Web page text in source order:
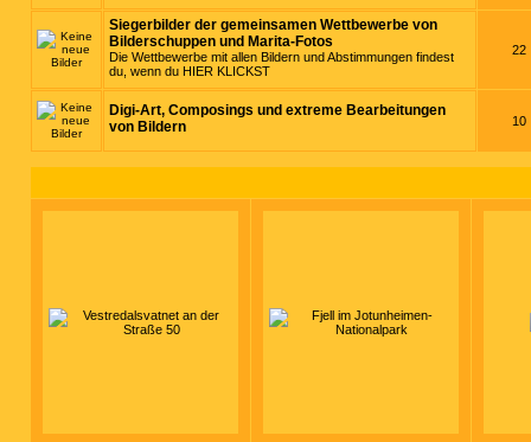
Siegerbilder der gemeinsamen Wettbewerbe von
Bilderschuppen und Marita-Fotos
Die Wettbewerbe mit allen Bildern und Abstimmungen findest
du, wenn du HIER KLICKST
22
Digi-Art, Composings und extreme Bearbeitungen
von Bildern
10